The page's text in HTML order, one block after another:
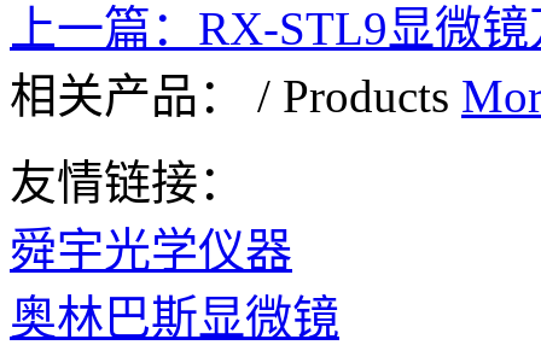
上一篇： RX-STL9显微
相关产品：
/ Products
友情链接：
舜宇光学仪器
奥林巴斯显微镜